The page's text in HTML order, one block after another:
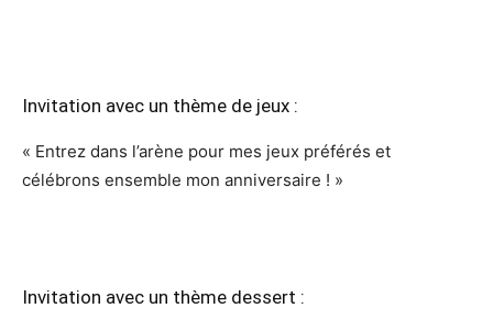
Invitation avec un thème de jeux :
« Entrez dans l’arène pour mes jeux préférés et
célébrons ensemble mon anniversaire ! »
Invitation avec un thème dessert :